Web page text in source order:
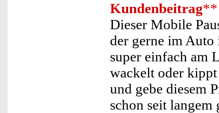
Kundenbeitrag**
Dieser Mobile
der gerne im
super einfach am
wackelt oder
und gebe diesem
schon seit langem